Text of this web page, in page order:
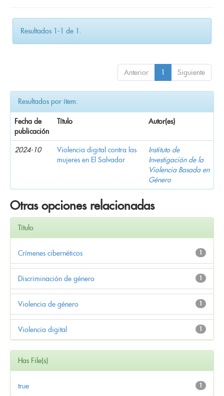
Resultados 1-1 de 1.
Anterior 1 Siguiente
Resultados por ítem:
Fecha de
publicación
Título Autor(es)
2024-10
Violencia digital contra las
mujeres en El Salvador
Instituto de
Investigación de la
Violencia Basada en
Género
Otras opciones relacionadas
Título
1
Crímenes cibernéticos
1
Discriminación de género
1
Violencia de género
1
Violencia digital
Has File(s)
1
true